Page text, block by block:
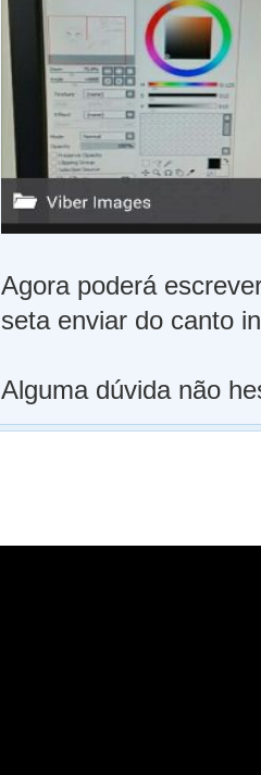
Agora poderá
seta enviar do canto
Alguma dúvida não